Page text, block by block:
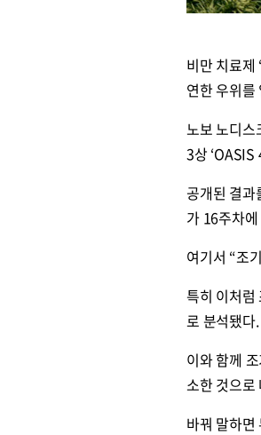
비만 치료제
연한 우위를
노보 노디스
3상
공개된 결
가 16주차
여기서 “조
특히 이처럼
로 분석됐다.
이와 함께
소한 것으로
바꿔 말하면